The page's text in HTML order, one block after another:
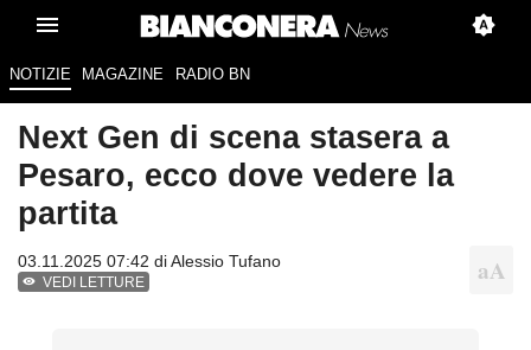
NOTIZIE MAGAZINE RADIO BN
Next Gen di scena stasera a
Pesaro, ecco dove vedere la
partita
03.11.2025 07:42 diAlessio Tufano
VEDI LETTURE